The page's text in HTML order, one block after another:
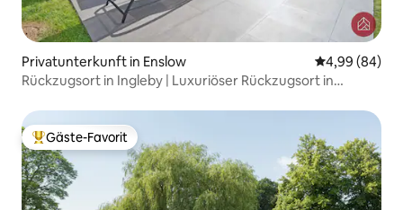
Privatunterkunft in Enslow
4,99 (84)
Rückzugsort in Ingleby | Luxuriöser Rückzugsort in
Beliebter Gäste-Favorit.
Gäste-Favorit